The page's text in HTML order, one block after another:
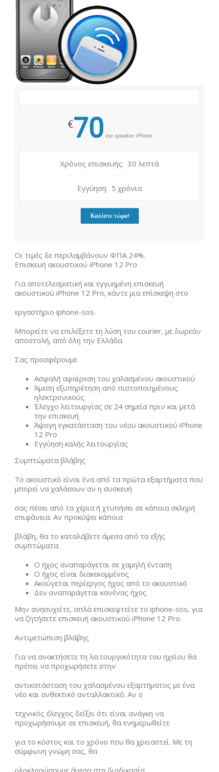
€70 ear speaker iPhone
Χρόνος επισκευής: 30 λεπτά
Εγγύηση: 5 χρόνια
Καλέστε τώρα!
Οι τιμές δε περιλαμβάνουν ΦΠΑ 24%.
Επισκευή ακουστικού iPhone 12 Pro
Για αποτελεσματική και εγγυημένη επισκευή
ακουστικού iPhone 12 Pro, κάντε μια επίσκεψη στο
εργαστήριο iphone-sos.
Μπορείτε να επιλέξετε τη λύση του courier, με δωρεάν
αποστολή, από όλη την Ελλάδα.
Σας προσφέρουμε
Ασφαλή αφαίρεση του χαλασμένου ακουστικού
Άμεση εξυπηρέτηση από πιστοποιημένους
ηλεκτρονικούς
Έλεγχο λειτουργίας σε 24 σημεία πριν και μετά
την επισκευή
Άψογη εγκατάσταση του νέου ακουστικού iPhone
12 Pro
Εγγύηση καλής λειτουργίας
Συμπτώματα βλάβης
Το ακουστικό είναι ένα από τα πρώτα εξαρτήματα που
μπορεί να χαλάσουν αν η συσκευή
σας πέσει από τα χέρια ή χτυπήσει σε κάποια σκληρή
επιφάνεια. Αν προκύψει κάποια
βλάβη, θα το καταλάβετε άμεσα από τα εξής
συμπτώματα:
Ο ήχος αναπαράγεται σε χαμηλή ένταση
Ο ήχος είναι διακεκομμένος
Ακούγεται περίεργος ήχος από το ακουστικό
Δεν αναπαράγεται κανένας ήχος
Μην ανησυχείτε, απλά επισκεφτείτε το iphone-sos, για
να ζητήσετε επισκευή ακουστικού iPhone 12 Pro.
Αντιμετώπιση βλάβης
Για να ανακτήσετε τη λειτουργικότητα του ηχείου θα
πρέπει να προχωρήσετε στην
αντικατάσταση του χαλασμένου εξαρτήματος με ένα
νέο και ανθεκτικό ανταλλακτικό. Αν ο
τεχνικός έλεγχος δείξει ότι είναι ανάγκη να
προχωρήσουμε σε επισκευή, θα ενημερωθείτε
για το κόστος και το χρόνο που θα χρειαστεί. Με τη
σύμφωνη γνώμη σας, θα
ολοκληρώσουμε άμεσα στη διαδικασία.